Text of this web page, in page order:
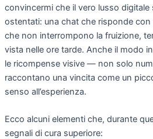
convincermi che il vero lusso
ostentati: una chat che risponde
che non interrompono la fruizione,
vista nelle ore tarde. Anche il modo
le ricompense visive — non solo
raccontano una vincita come un
senso all’esperienza.
Ecco alcuni elementi che, durante
segnali di cura superiore: